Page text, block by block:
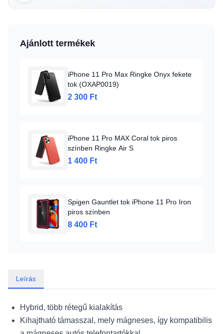
Ajánlott termékek
iPhone 11 Pro Max Ringke Onyx fekete
tok (OXAP0019)
2 300 Ft
iPhone 11 Pro MAX Coral tok piros
színben Ringke Air S
1 400 Ft
Spigen Gauntlet tok iPhone 11 Pro Iron
piros színben
8 400 Ft
Leírás
Hybrid, több rétegű kialakítás
Kihajtható támasszal, mely mágneses, így kompatibilis